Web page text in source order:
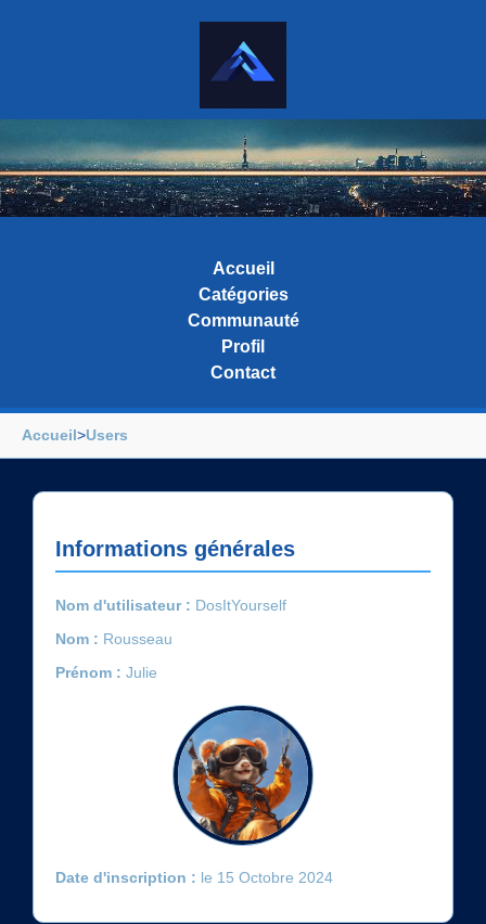
Accueil
Catégories
Communauté
Profil
Contact
Accueil>Users
Informations générales
Nom d'utilisateur : DosItYourself
Nom : Rousseau
Prénom : Julie
Date d'inscription : le 15 Octobre 2024